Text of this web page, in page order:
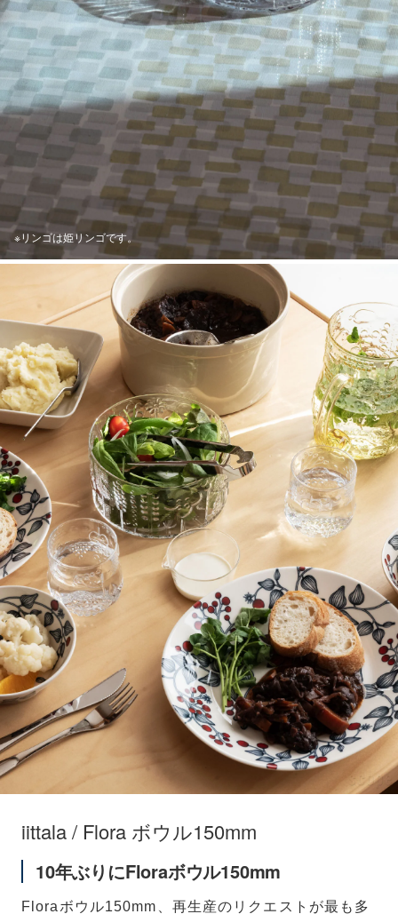
※リンゴは姫リンゴです。
iittala / Flora ボウル150mm
10年ぶりにFloraボウル150mm
Floraボウル150mm、再生産のリクエストが最も多